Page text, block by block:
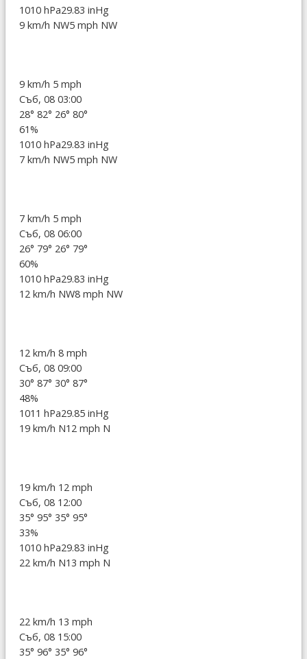
1010 hPa29.83 inHg
9 km/h NW5 mph NW
9 km/h 5 mph
Съб, 08 03:00
28° 82° 26° 80°
61%
1010 hPa29.83 inHg
7 km/h NW5 mph NW
7 km/h 5 mph
Съб, 08 06:00
26° 79° 26° 79°
60%
1010 hPa29.83 inHg
12 km/h NW8 mph NW
12 km/h 8 mph
Съб, 08 09:00
30° 87° 30° 87°
48%
1011 hPa29.85 inHg
19 km/h N12 mph N
19 km/h 12 mph
Съб, 08 12:00
35° 95° 35° 95°
33%
1010 hPa29.83 inHg
22 km/h N13 mph N
22 km/h 13 mph
Съб, 08 15:00
35° 96° 35° 96°